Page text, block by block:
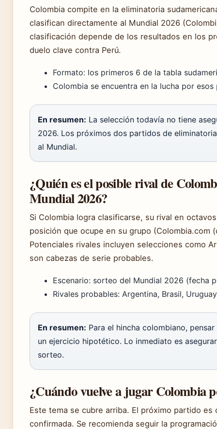
Colombia compite en la eliminatoria
clasifican directamente al Mundial 2026
clasificación depende de los resultados en los
duelo clave contra Perú.
Formato: los primeros 6 de la tabla
Colombia se encuentra en la lucha por esos
En resumen: La selección todavía no tiene
2026. Los próximos dos partidos de
al Mundial.
¿Quién es el posible rival de
Mundial 2026?
Si Colombia logra clasificarse, su rival en
posición que ocupe en su grupo (Colombia.com
Potenciales rivales incluyen selecciones como
son cabezas de serie probables.
Escenario: sorteo del Mundial 2026 (fecha
Rivales probables: Argentina, Brasil,
En resumen: Para el hincha colombiano,
un ejercicio hipotético. Lo inmediato es
sorteo.
¿Cuándo vuelve a jugar Colombia
Este tema se cubre arriba. El próximo partido es
confirmada. Se recomienda seguir la